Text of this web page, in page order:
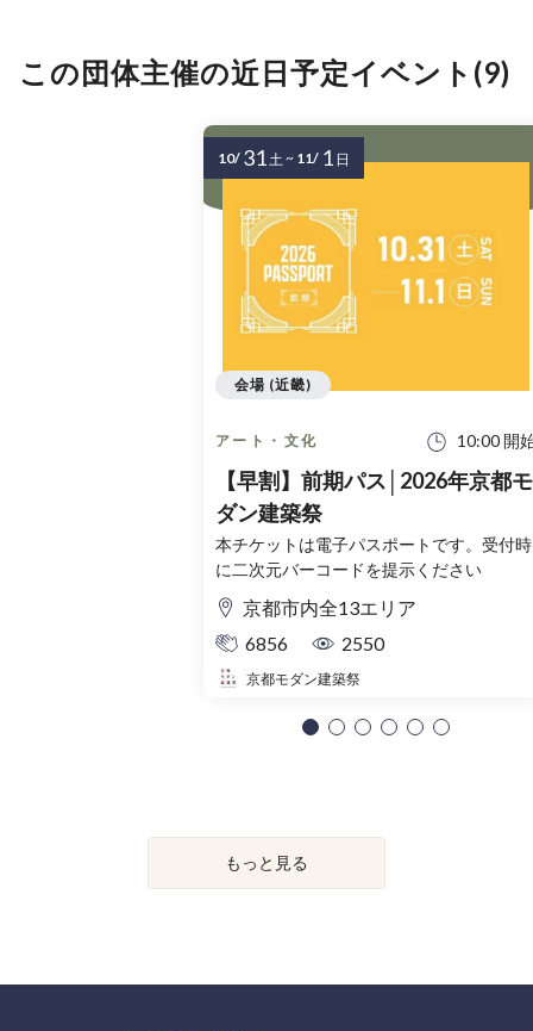
この団体主催の近日予定イベント(9)
アート・文化 10:00 開
【早割】前期パス│2026年京都モ
ダン建築祭
本チケットは電子パスポートです。受付時
に二次元バーコードを提示ください
京都市内全13エリア
6856
2550
京都モダン建築祭
会場 (近畿)
10/ 31土~ 11/ 1 日
もっと見る